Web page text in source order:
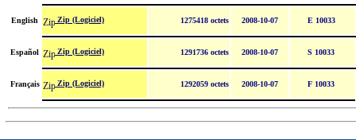
English Zip (Logiciel) 1275418 octets 2008-10-07 E 10033
Español Zip (Logiciel) 1291736 octets 2008-10-07 S 10033
Français Zip (Logiciel) 1292059 octets 2008-10-07 F 10033